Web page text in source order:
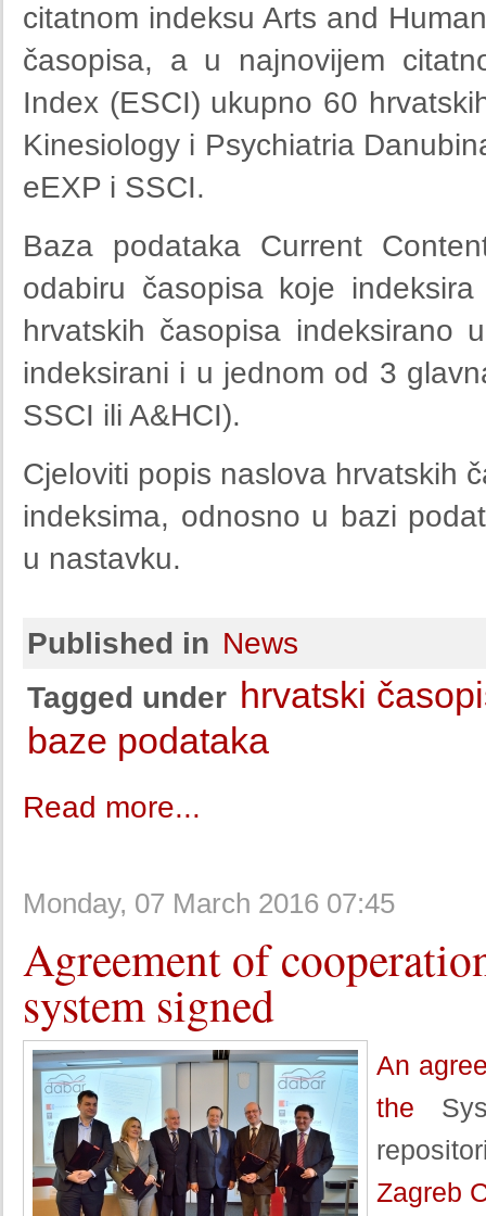
citatnom indeksu Arts and
časopisa, a u najnovijem
Index (ESCI) ukupno 60
Kinesiology i Psychiatria
eEXP i SSCI.
Baza podataka Current
odabiru časopisa koje
hrvatskih časopisa
indeksirani i u jednom od 3
SSCI ili A&HCI).
Cjeloviti popis naslova hrvatskih
indeksima, odnosno u bazi
u nastavku.
Published in News
Tagged under hrvatski
baze podataka
Read more...
Monday, 07 March 2016 07:45
Agreement of
system signed
An
the
Zagreb